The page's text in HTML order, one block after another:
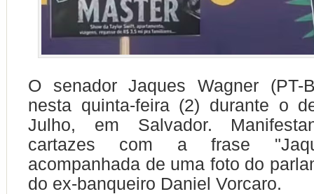
O senador Jaques Wagner (PT-
nesta quinta-feira (2) durante o
Julho, em Salvador.
cartazes com a frase
acompanhada de uma foto do
do ex-banqueiro Daniel Vorcaro.